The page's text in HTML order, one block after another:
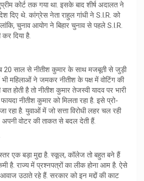
कोर्ट तक गया था. इसके बाद शीर्ष अदालत ने
थे. कांग्रेस नेता राहुल गांधी ने S.I.R. को
चुनाव आयोग ने बिहार चुनाव से पहले S.I.R.
दिया है.
20 साल से नीतीश कुमार के साथ मजबूती से जुड़ी
महिलाओं ने जमकर नीतीश के पक्ष में वोटिंग की
होती है तो नीतीश कुमार तेजस्वी यादव पर भारी
नीतीश कुमार को मिलता रहा है. इसे प्रो-
रहा है. युवाओं में जो सत्ता विरोधी लहर चल रही
अपनी वोटर की ताकत से बदल देती हैं.
स्तर एक बड़ा मुद्दा है. स्कूल, कॉलेज तो बहुत बने हैं
है. राज्य में प्रश्नपत्रों का लीक होना आम है. ऐसे
उठाते रहे हैं. सरकार को इन मद्दों की काट